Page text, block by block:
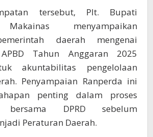
tersebut, Plt. Bupati
menyampaikan
daerah mengenai
Tahun Anggaran 2025
akuntabilitas pengelolaan
Penyampaian Ranperda ini
penting dalam proses
bersama DPRD sebelum
Peraturan Daerah.